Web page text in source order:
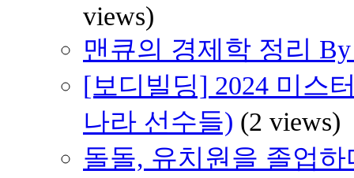
views)
맨큐의 경제학 정리
[보디빌딩] 2024 미스
나라 선수들) (2 views)
돌돌, 유치원을 졸업하